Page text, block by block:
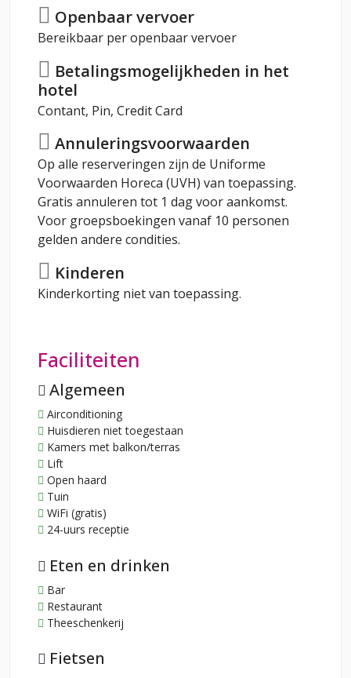
Openbaar vervoer
Bereikbaar per openbaar vervoer
Betalingsmogelijkheden in het
hotel
Contant, Pin, Credit Card
Annuleringsvoorwaarden
Op alle reserveringen zijn de Uniforme
Voorwaarden Horeca (UVH) van toepassing.
Gratis annuleren tot 1 dag voor aankomst.
Voor groepsboekingen vanaf 10 personen
gelden andere condities.
Kinderen
Kinderkorting niet van toepassing.
Faciliteiten
Algemeen
Airconditioning
Huisdieren niet toegestaan
Kamers met balkon/terras
Lift
Open haard
Tuin
WiFi (gratis)
24-uurs receptie
Eten en drinken
Bar
Restaurant
Theeschenkerij
Fietsen